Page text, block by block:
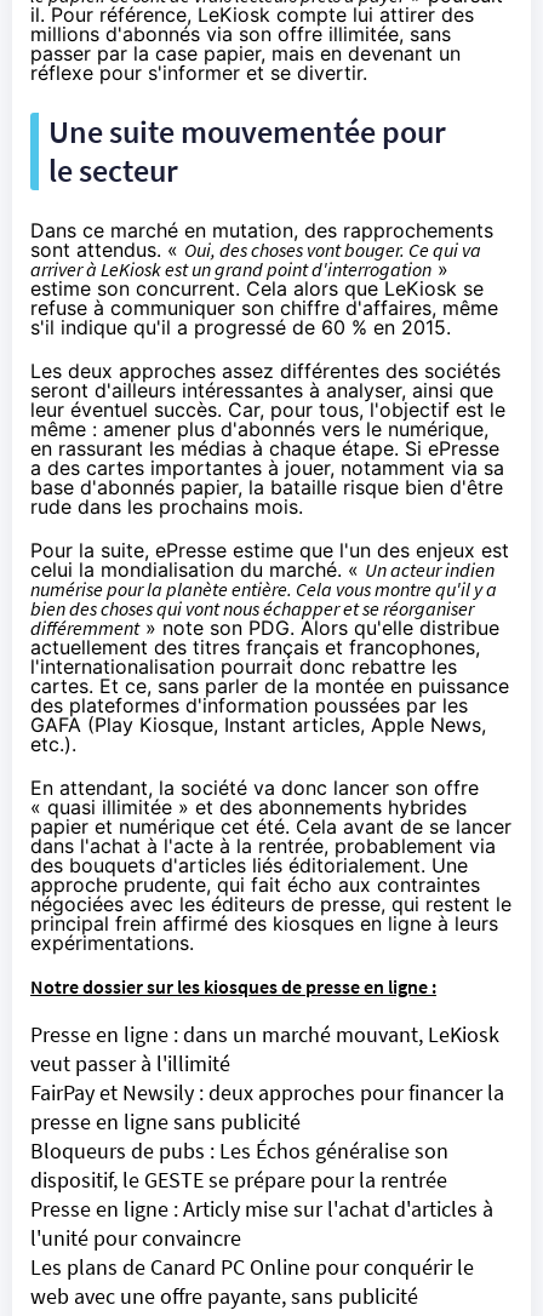
il. Pour référence, LeKiosk compte lui attirer des
millions d'abonnés via son offre illimitée, sans
passer par la case papier, mais en devenant un
réflexe pour s'informer et se divertir.
Une suite mouvementée pour
le secteur
Dans ce marché en mutation, des rapprochements
sont attendus. « Oui, des choses vont bouger. Ce qui va
arriver à LeKiosk est un grand point d'interrogation »
estime son concurrent. Cela alors que LeKiosk se
refuse à communiquer son chiffre d'affaires, même
s'il indique qu'il a progressé de 60 % en 2015.
Les deux approches assez différentes des sociétés
seront d'ailleurs intéressantes à analyser, ainsi que
leur éventuel succès. Car, pour tous, l'objectif est le
même : amener plus d'abonnés vers le numérique,
en rassurant les médias à chaque étape. Si ePresse
a des cartes importantes à jouer, notamment via sa
base d'abonnés papier, la bataille risque bien d'être
rude dans les prochains mois.
Pour la suite, ePresse estime que l'un des enjeux est
celui la mondialisation du marché. « Un acteur indien
numérise pour la planète entière. Cela vous montre qu'il y a
bien des choses qui vont nous échapper et se réorganiser
différemment» note son PDG. Alors qu'elle distribue
actuellement des titres français et francophones,
l'internationalisation pourrait donc rebattre les
cartes. Et ce, sans parler de la montée en puissance
des plateformes d'information poussées par les
GAFA (Play Kiosque, Instant articles, Apple News,
etc.).
En attendant, la société va donc lancer son offre
« quasi illimitée » et des abonnements hybrides
papier et numérique cet été. Cela avant de se lancer
dans l'achat à l'acte à la rentrée, probablement via
des bouquets d'articles liés éditorialement. Une
approche prudente, qui fait écho aux contraintes
négociées avec les éditeurs de presse, qui restent le
principal frein affirmé des kiosques en ligne à leurs
expérimentations.
Notre dossier sur les kiosques de presse en ligne :
Presse en ligne : dans un marché mouvant, LeKiosk
veut passer à l'illimité
FairPay et Newsily : deux approches pour financer la
presse en ligne sans publicité
Bloqueurs de pubs : Les Échos généralise son
dispositif, le GESTE se prépare pour la rentrée
Presse en ligne : Articly mise sur l'achat d'articles à
l'unité pour convaincre
Les plans de Canard PC Online pour conquérir le
web avec une offre payante, sans publicité